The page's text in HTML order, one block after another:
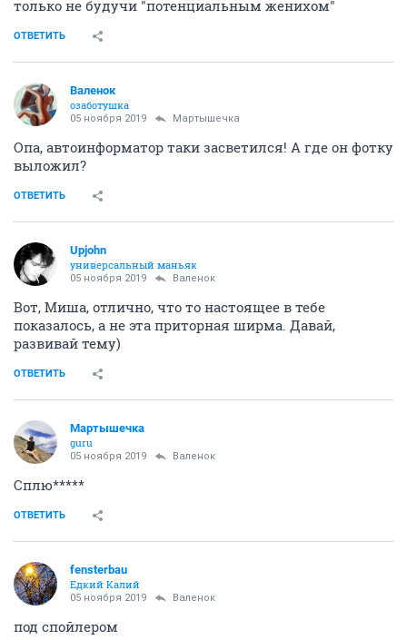
только не будучи "потенциальным женихом"
ОТВЕТИТЬ
Валенок
озаботушка
05 ноября 2019 Мартышечка
Опа, автоинформатор таки засветился! А где он фотку
выложил?
ОТВЕТИТЬ
Upjohn
универсальный маньяк
05 ноября 2019 Валенок
Вот, Миша, отлично, что то настоящее в тебе
показалось, а не эта приторная ширма. Давай,
развивай тему)
ОТВЕТИТЬ
Мартышечка
guru
05 ноября 2019 Валенок
Сплю*****
ОТВЕТИТЬ
fensterbau
Едкий Калий
05 ноября 2019 Валенок
под спойлером